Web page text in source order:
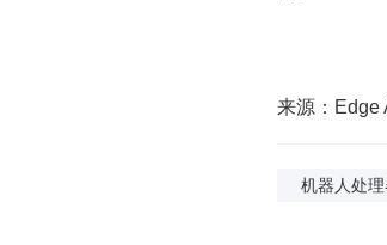
来源：Edge
机器人处理